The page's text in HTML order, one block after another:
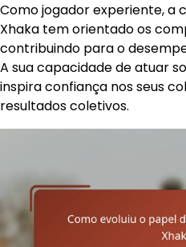
Como jogador experiente, a
Xhaka tem orientado os
contribuindo para o
A sua capacidade de atuar
inspira confiança nos seus
resultados coletivos.